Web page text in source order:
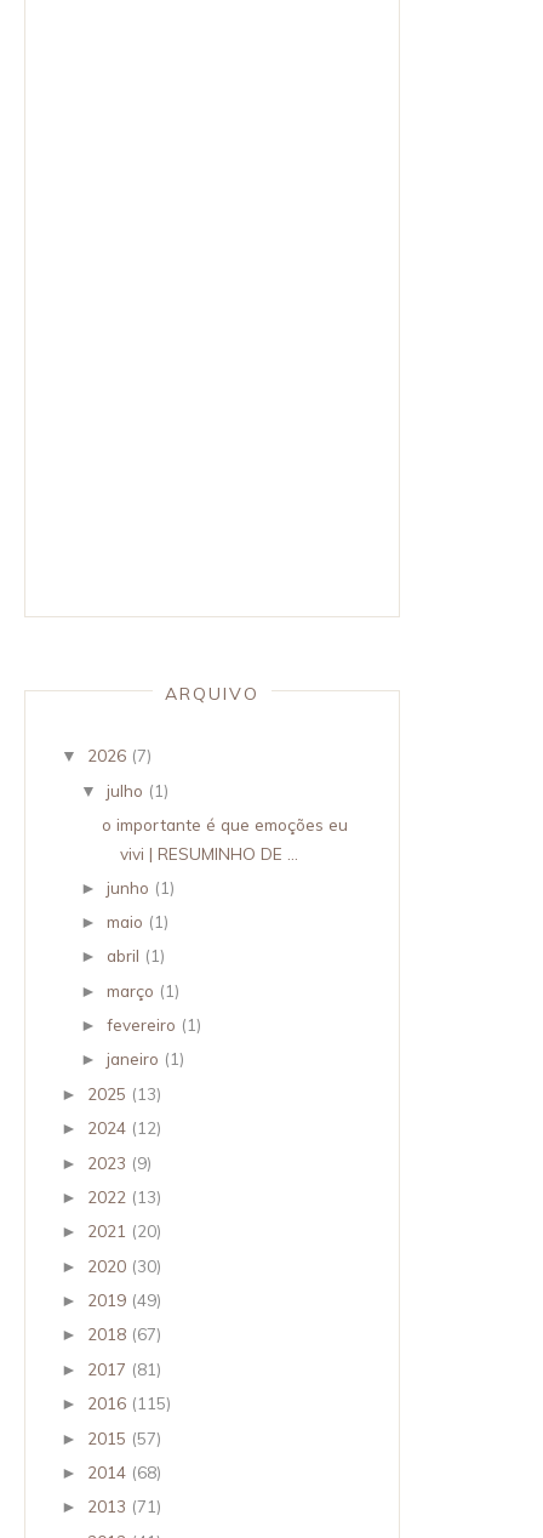
ARQUIVO
▼ 2026 (7)
▼ julho (1)
o importante é que emoções eu
vivi | RESUMINHO DE ...
► junho (1)
►maio (1)
► abril (1)
►março (1)
►fevereiro (1)
► janeiro (1)
► 2025 (13)
► 2024 (12)
► 2023 (9)
► 2022 (13)
► 2021 (20)
► 2020 (30)
► 2019 (49)
► 2018 (67)
► 2017 (81)
► 2016 (115)
► 2015 (57)
► 2014 (68)
► 2013 (71)